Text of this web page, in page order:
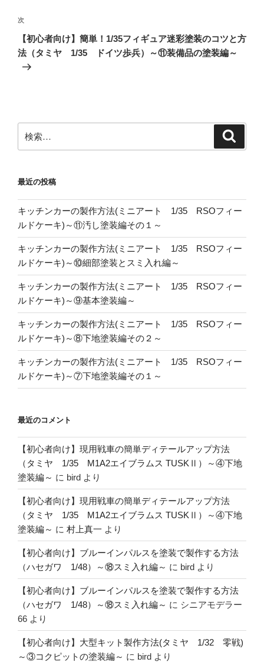
ー
シ
ョ
ン
次
の
投
次
【初心者向け】簡単！1/35フィギュア迷彩塗装のコツと方
法（タミヤ 1/35 ドイツ歩兵）～⑪装備品の塗装編～
索:
最近の投稿
キッチンカーの製作方法(ミニアート 1/35 RSOフィー
ルドケーキ)～⑪汚し塗装編その１～
キッチンカーの製作方法(ミニアート 1/35 RSOフィー
ルドケーキ)～⑩細部塗装とスミ入れ編～
キッチンカーの製作方法(ミニアート 1/35 RSOフィー
ルドケーキ)～⑨基本塗装編～
キッチンカーの製作方法(ミニアート 1/35 RSOフィー
ルドケーキ)～⑧下地塗装編その２～
キッチンカーの製作方法(ミニアート 1/35 RSOフィー
ルドケーキ)～⑦下地塗装編その１～
最近のコメント
【初心者向け】現用戦車の簡単ディテールアップ方法
（タミヤ 1/35 M1A2エイブラムス TUSKⅡ）～④下地
塗装編～ に bird より
【初心者向け】現用戦車の簡単ディテールアップ方法
（タミヤ 1/35 M1A2エイブラムス TUSKⅡ）～④下地
塗装編～ に 村上真一 より
【初心者向け】ブルーインパルスを塗装で製作する方法
（ハセガワ 1/48）～⑱スミ入れ編～ に bird より
【初心者向け】ブルーインパルスを塗装で製作する方法
（ハセガワ 1/48）～⑱スミ入れ編～ に シニアモデラー
66 より
【初心者向け】大型キット製作方法(タミヤ 1/32 零戦)
～③コクピットの塗装編～ に bird より